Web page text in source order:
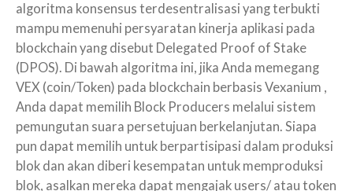
algoritma konsensus terdesentralisasi yang terbukti
mampu memenuhi persyaratan kinerja aplikasi pada
blockchain yang disebut Delegated Proof of Stake
(DPOS). Di bawah algoritma ini, jika Anda memegang
VEX (coin/Token) pada blockchain berbasis Vexanium ,
Anda dapat memilih Block Producers melalui sistem
pemungutan suara persetujuan berkelanjutan. Siapa
pun dapat memilih untuk berpartisipasi dalam produksi
blok dan akan diberi kesempatan untuk memproduksi
blok, asalkan mereka dapat mengajak users/ atau token